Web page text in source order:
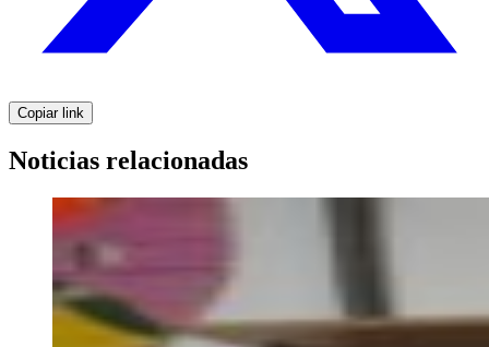
Copiar link
Noticias relacionadas